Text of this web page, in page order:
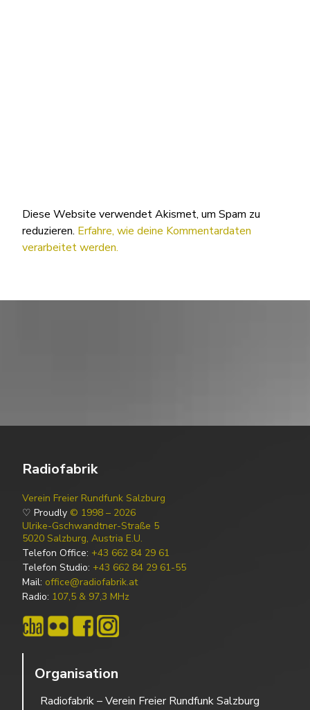
Diese Website verwendet Akismet, um Spam zu
reduzieren. Erfahre, wie deine Kommentardaten
verarbeitet werden.
Radiofabrik
Verein Freier Rundfunk Salzburg
♡ Proudly © 1998 – 2026
Ulrike-Gschwandtner-Straße 5
5020 Salzburg, Austria E.U.
Telefon Office: +43 662 84 29 61
Telefon Studio: +43 662 84 29 61-55
Mail: office@radiofabrik.at
Radio: 107,5 & 97,3 MHz
Organisation
Radiofabrik – Verein Freier Rundfunk Salzburg